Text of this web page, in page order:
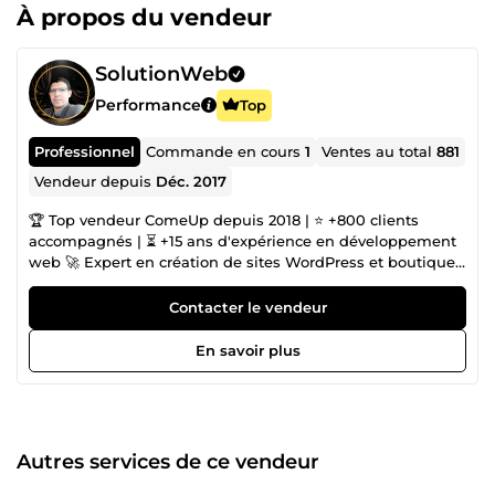
À propos du vendeur
SolutionWeb
Performance Top
Professionnel Commande en cours1 Ventes au total881
Vendeur depuis Déc. 2017
🏆 Top vendeur ComeUp depuis 2018 | ⭐ +800 clients
accompagnés | ⏳ +15 ans d'expérience en développement
web 🚀 Expert en création de sites WordPress et boutiques
e-commerce performantes. 🔧 Mes domaines d'expertise
Création de Sites Web WordPress Sur Mesure (Elementor
Pro, Divi, thèmes custom) Réalisation de Boutiques E-
commerce Performantes (WooCommerce, PrestaShop,
Shopify) Optimisation SEO Technique &amp; Contenu
https://ulyxa.com 🌐 https://www.izilink.fr 🌐
https://laturbineasaveurs.com 🌐 https://silkyassur.fr De
Contacter le vendeur
En savoir plus
Autres services de ce vendeur